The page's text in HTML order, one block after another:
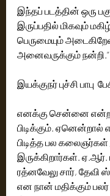
இந்தப் படத்தின் ஒரு
இருப்பதில் மிகவும்
பெருமையும்
அனைவருக்கும் நன்றி.”
இயக்குநர் புச்சி பாபு
எனக்கு சென்னை
பிடிக்கும். ஏனென்றால்
பிடித்த பல
இருக்கிறார்கள்.
ரத்னவேலு சார், தேவி
என நான் மதிக்கும்